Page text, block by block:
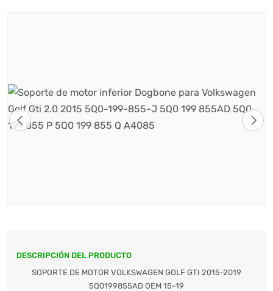
DESCRIPCIÓN DEL PRODUCTO
SOPORTE DE MOTOR VOLKSWAGEN GOLF GTI 2015-2019
5Q0199855AD OEM 15-19